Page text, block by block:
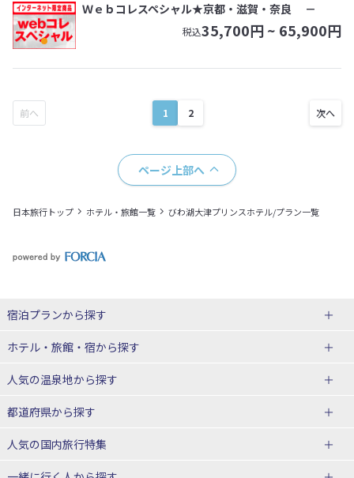
Ｗｅｂコレスペシャル★京都・滋賀・奈良 －
税込35,700円 ~ 65,900円
1 2
ページ上部へ
日本旅行トップ ホテル・旅館一覧 びわ湖大津プリンスホテル/プラン一覧
宿泊プランから探す
北海道
東北
青森県
宮城県
山形県
ホテル・旅館・宿から探す
北海道ホテル・旅館
青森県ホテル・旅館
宮城県ホテル・旅館
人気の温泉地から探す
北海道
湯の川温泉(北海道)
十勝川温泉(北海道)
都道府県から探す
人気の国内旅行特集